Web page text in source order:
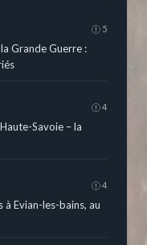
5
Grande Guerre :
4
Savoie – la
4
Evian-les-bains, au